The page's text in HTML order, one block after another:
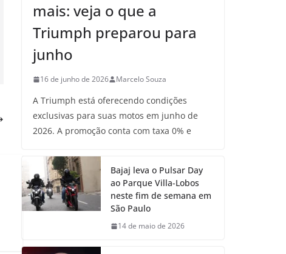
mais: veja o que a
Triumph preparou para
junho
16 de junho de 2026 Marcelo Souza
A Triumph está oferecendo condições
exclusivas para suas motos em junho de
2026. A promoção conta com taxa 0% e
Bajaj leva o Pulsar Day
ao Parque Villa-Lobos
neste fim de semana em
São Paulo
14 de maio de 2026